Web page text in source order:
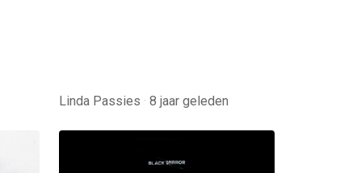
Linda Passies · 8 jaar geleden